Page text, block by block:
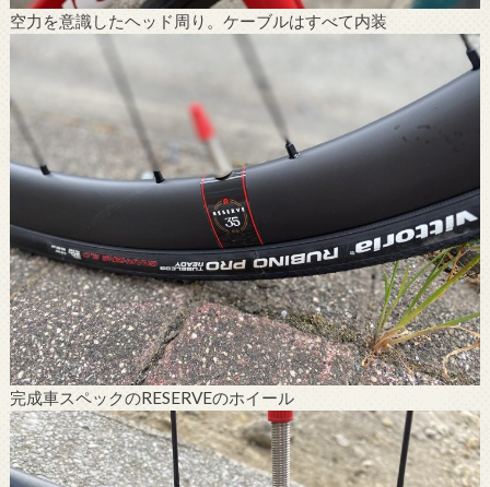
空力を意識したヘッド周り。ケーブルはすべて内装
完成車スペックのRESERVEのホイール